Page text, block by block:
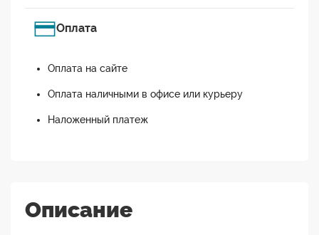
Оплата
Оплата на сайте
Оплата наличными в офисе или курьеру
Наложенный платеж
Описание